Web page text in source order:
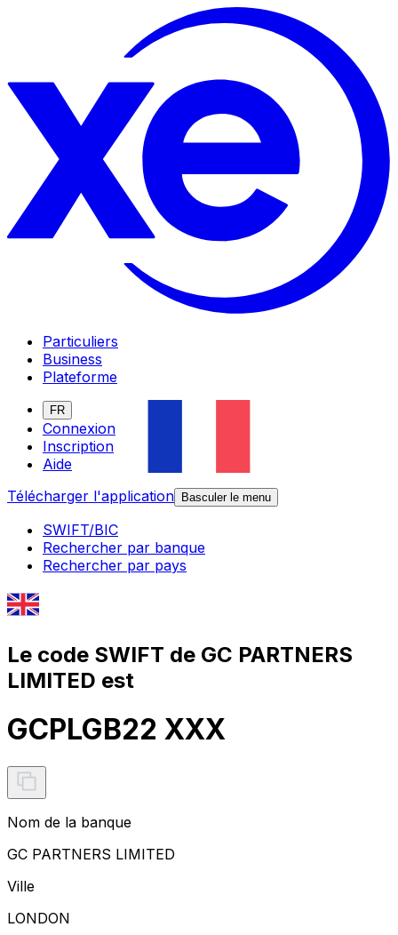
Particuliers
Business
Plateforme
FR
Connexion
Inscription
Aide
Télécharger l'application
Basculer le menu
SWIFT/BIC
Rechercher par banque
Rechercher par pays
Le code SWIFT de GC PARTNERS
LIMITED est
GCPLGB22 XXX
Nom de la banque
GC PARTNERS LIMITED
Ville
LONDON